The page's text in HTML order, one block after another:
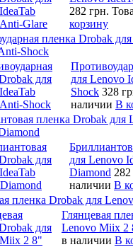
282 грн.
корзину
пленка Drobak
Shock
для Lenovo
Shock 328
наличии В
пленка Drobak для
для Lenovo
Diamond
наличии В
пленка Drobak для
Глянцевая
Lenovo Miix 2
в наличии В